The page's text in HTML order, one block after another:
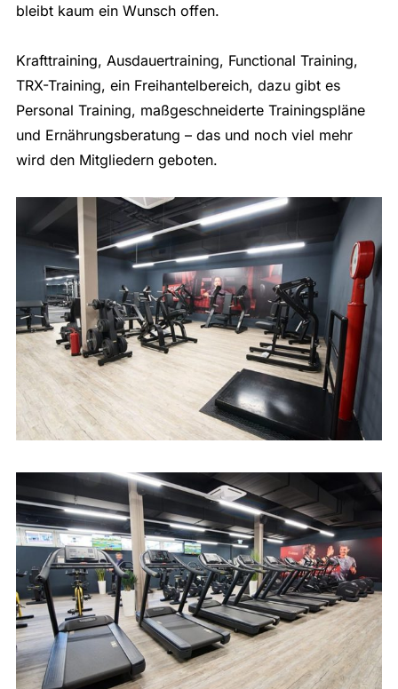
bleibt kaum ein Wunsch offen.
Krafttraining, Ausdauertraining, Functional Training,
TRX-Training, ein Freihantelbereich, dazu gibt es
Personal Training, maßgeschneiderte Trainingspläne
und Ernährungsberatung – das und noch viel mehr
wird den Mitgliedern geboten.